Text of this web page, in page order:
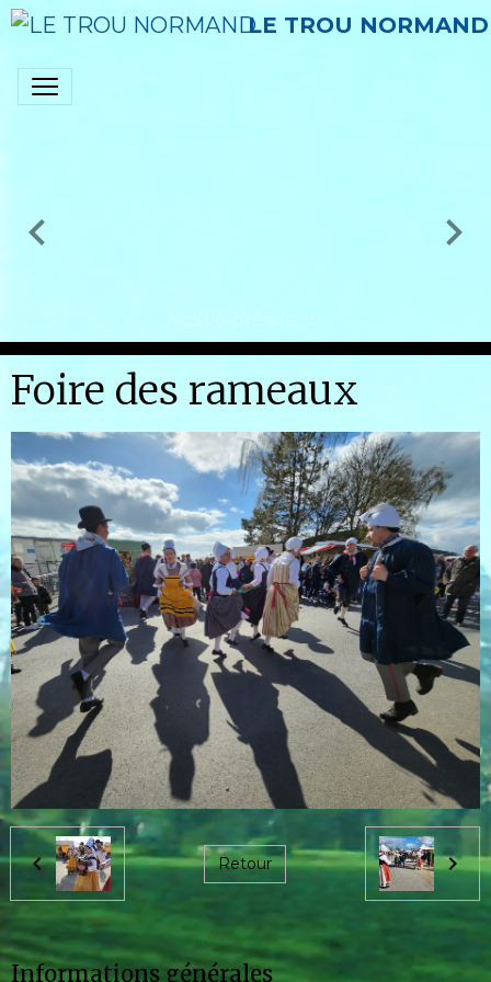
LE TROU NORMAND
Foire des rameaux
Retour
Informations générales